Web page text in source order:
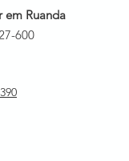
em Ruanda
600